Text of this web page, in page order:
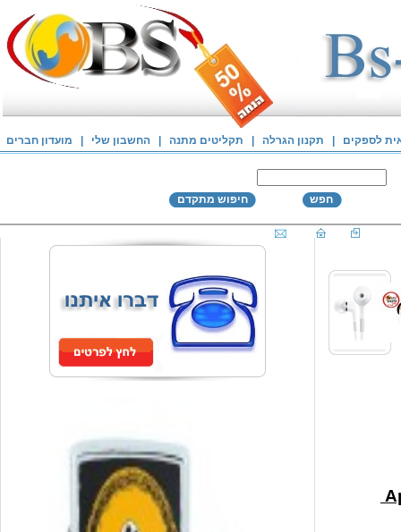
לספקים תקנון הגרלה תקליטים מתנה החשבון שלי מועדון חברים
חפש חיפוש מתקדם